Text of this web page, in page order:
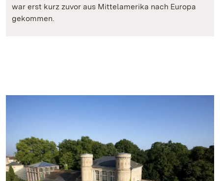
war erst kurz zuvor aus Mittelamerika nach Europa
gekommen.